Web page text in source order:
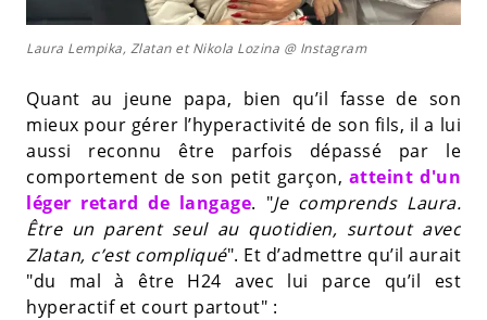
Laura Lempika, Zlatan et Nikola Lozina @ Instagram
Quant au jeune papa, bien qu’il fasse de son
mieux pour gérer l’hyperactivité de son fils, il a lui
aussi reconnu être parfois dépassé par le
comportement de son petit garçon, atteint d'un
léger retard de langage. "Je comprends Laura.
Être un parent seul au quotidien, surtout avec
Zlatan, c’est compliqué". Et d’admettre qu’il aurait
"du mal à être H24 avec lui parce qu’il est
hyperactif et court partout" :